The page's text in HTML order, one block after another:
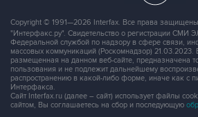
Copyright © 1991—2026 Interfax. Все права
"Интерфакс.ру". Свидетельство о регистрации
Федеральной службой по надзору в сфере связи,
массовых коммуникаций (Роскомнадзор)
размещенная на данном веб-сайте, предназначена
пользования и не подлежит дальнейшему
распространению в какой-либо форме, иначе как с
Интерфакса.
Сайт Interfax.ru (далее – сайт) использует файлы
сайтом, Вы соглашаетесь на сбор и последующую